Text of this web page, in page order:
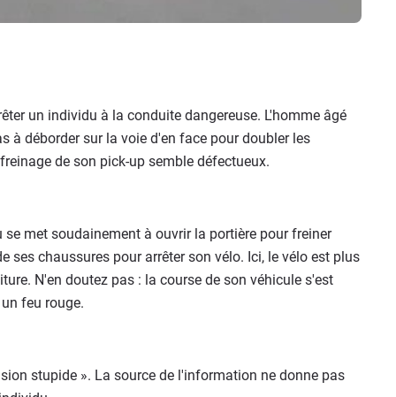
un individu à la conduite dangereuse. L'homme âgé
à déborder sur la voie d'en face pour doubler les
de son pick-up semble défectueux.
met soudainement à ouvrir la portière pour freiner
ses chaussures pour arrêter son vélo. Ici, le vélo est plus
N'en doutez pas : la course de son véhicule s'est
feu rouge.
stupide ». La source de l'information ne donne pas